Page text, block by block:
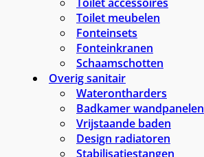
Toilet accessoires
Toilet meubelen
Fonteinsets
Fonteinkranen
Schaamschotten
Overig sanitair
Waterontharders
Badkamer wandpanelen
Vrijstaande baden
Design radiatoren
Stabilisatiestangen